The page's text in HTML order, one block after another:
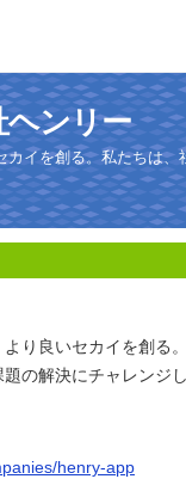
ヘンリー
イを創る。私たちは
り良いセカイを創る
の解決にチャレンジ
henry-app